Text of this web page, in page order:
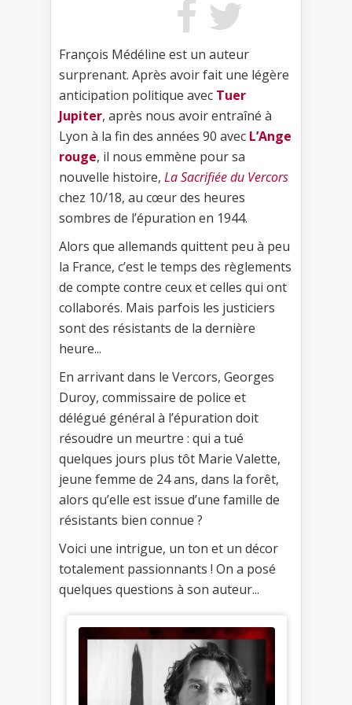
François Médéline est un auteur
surprenant. Après avoir fait une légère
anticipation politique avec Tuer
Jupiter, après nous avoir entraîné à
Lyon à la fin des années 90 avec L’Ange
rouge, il nous emmène pour sa
nouvelle histoire, La Sacrifiée du Vercors
chez 10/18, au cœur des heures
sombres de l’épuration en 1944.
Alors que allemands quittent peu à peu
la France, c’est le temps des règlements
de compte contre ceux et celles qui ont
collaborés. Mais parfois les justiciers
sont des résistants de la dernière
heure...
En arrivant dans le Vercors, Georges
Duroy, commissaire de police et
délégué général à l’épuration doit
résoudre un meurtre : qui a tué
quelques jours plus tôt Marie Valette,
jeune femme de 24 ans, dans la forêt,
alors qu’elle est issue d’une famille de
résistants bien connue ?
Voici une intrigue, un ton et un décor
totalement passionnants ! On a posé
quelques questions à son auteur...